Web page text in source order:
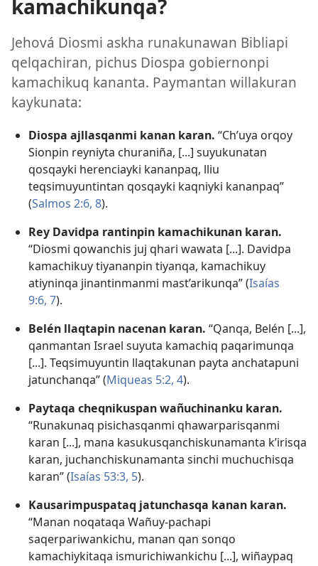
kamachikunqa?
Jehová Diosmi askha runakunawan Bibliapi
qelqachiran, pichus Diospa gobiernonpi
kamachikuq kananta. Paymantan willakuran
kaykunata:
Diospa ajllasqanmi kanan karan. “Ch’uya orqoy
Sionpin reyniyta churaniña, [...] suyukunatan
qosqayki herenciayki kananpaq, lliu
teqsimuyuntintan qosqayki kaqniyki kananpaq”
(Salmos 2:6, 8).
Rey Davidpa rantinpin kamachikunan karan.
“Diosmi qowanchis juj qhari wawata [...]. Davidpa
kamachikuy tiyananpin tiyanqa, kamachikuy
atiyninqa jinantinmanmi mast’arikunqa” (Isaías
9:6, 7).
Belén llaqtapin nacenan karan. “Qanqa, Belén [...],
qanmantan Israel suyuta kamachiq paqarimunqa
[...]. Teqsimuyuntin llaqtakunan payta anchatapuni
jatunchanqa” (Miqueas 5:2, 4).
Paytaqa cheqnikuspan wañuchinanku karan.
“Runakunaq pisichasqanmi qhawarparisqanmi
karan [...], mana kasukusqanchiskunamanta k’irisqa
karan, juchanchiskunamanta sinchi muchuchisqa
karan” (Isaías 53:3, 5).
Kausarimpuspataq jatunchasqa kanan karan.
“Manan noqataqa Wañuy-pachapi
saqerpariwankichu, manan qan sonqo
kamachiykitaqa ismurichiwankichu [...], wiñaypaq